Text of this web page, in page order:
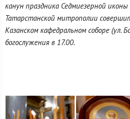
канун праздника Седмиезерной
Татарстанской митрополии
Казанском кафедральном соборе (ул.
богослужения в 17.00.